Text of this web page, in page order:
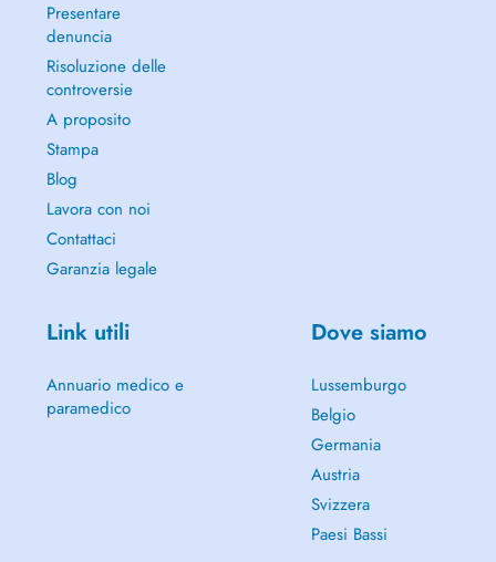
Presentare
denuncia
Risoluzione delle
controversie
A proposito
Stampa
Blog
Lavora con noi
Contattaci
Garanzia legale
Link utili
Annuario medico e
paramedico
Dove siamo
Lussemburgo
Belgio
Germania
Austria
Svizzera
Paesi Bassi